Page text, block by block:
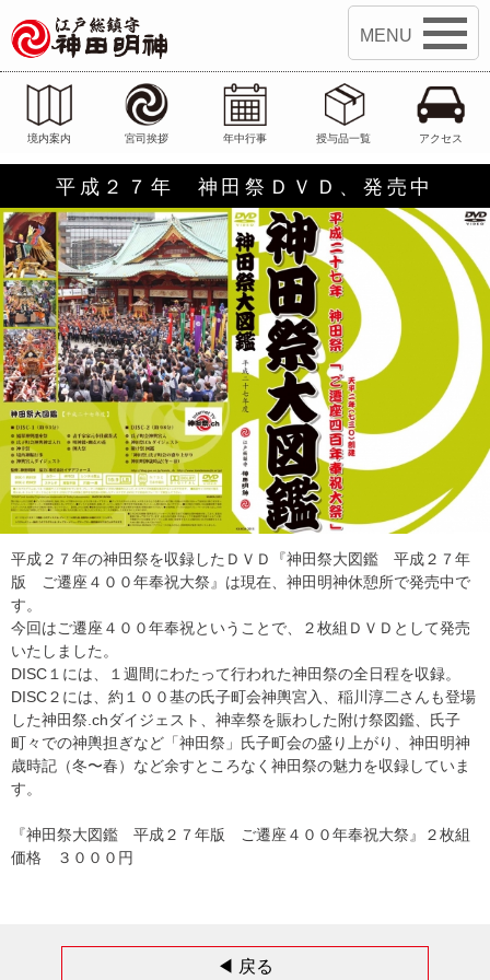
境内案内 宮司挨拶 年中行事 授与品一覧 アクセス
平成２７年 神田祭ＤＶＤ、発売中
平成２７年の神田祭を収録したＤＶＤ『神田祭大図鑑 平成２７年
版 ご遷座４００年奉祝大祭』は現在、神田明神休憩所で発売中で
す。
今回はご遷座４００年奉祝ということで、２枚組ＤＶＤとして発売
いたしました。
DISC１には、１週間にわたって行われた神田祭の全日程を収録。
DISC２には、約１００基の氏子町会神輿宮入、稲川淳二さんも登場
した神田祭.chダイジェスト、神幸祭を賑わした附け祭図鑑、氏子
町々での神輿担ぎなど「神田祭」氏子町会の盛り上がり、神田明神
歳時記（冬〜春）など余すところなく神田祭の魅力を収録していま
す。
『神田祭大図鑑 平成２７年版 ご遷座４００年奉祝大祭』２枚組
価格 ３０００円
◀︎ 戻る